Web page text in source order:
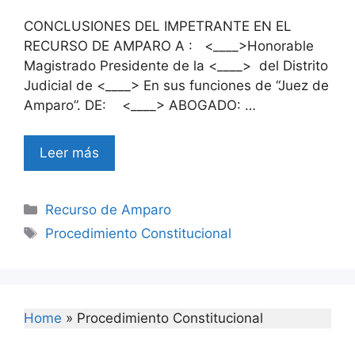
CONCLUSIONES DEL IMPETRANTE EN EL
RECURSO DE AMPARO A : <____>Honorable
Magistrado Presidente de la <____> del Distrito
Judicial de <____> En sus funciones de “Juez de
Amparo”. DE: <____> ABOGADO: …
Leer más
Categories
Recurso de Amparo
Tags
Procedimiento Constitucional
Home » Procedimiento Constitucional